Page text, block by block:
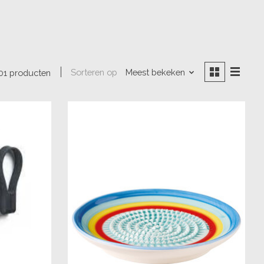
producten Sorteren op Meest bekeken